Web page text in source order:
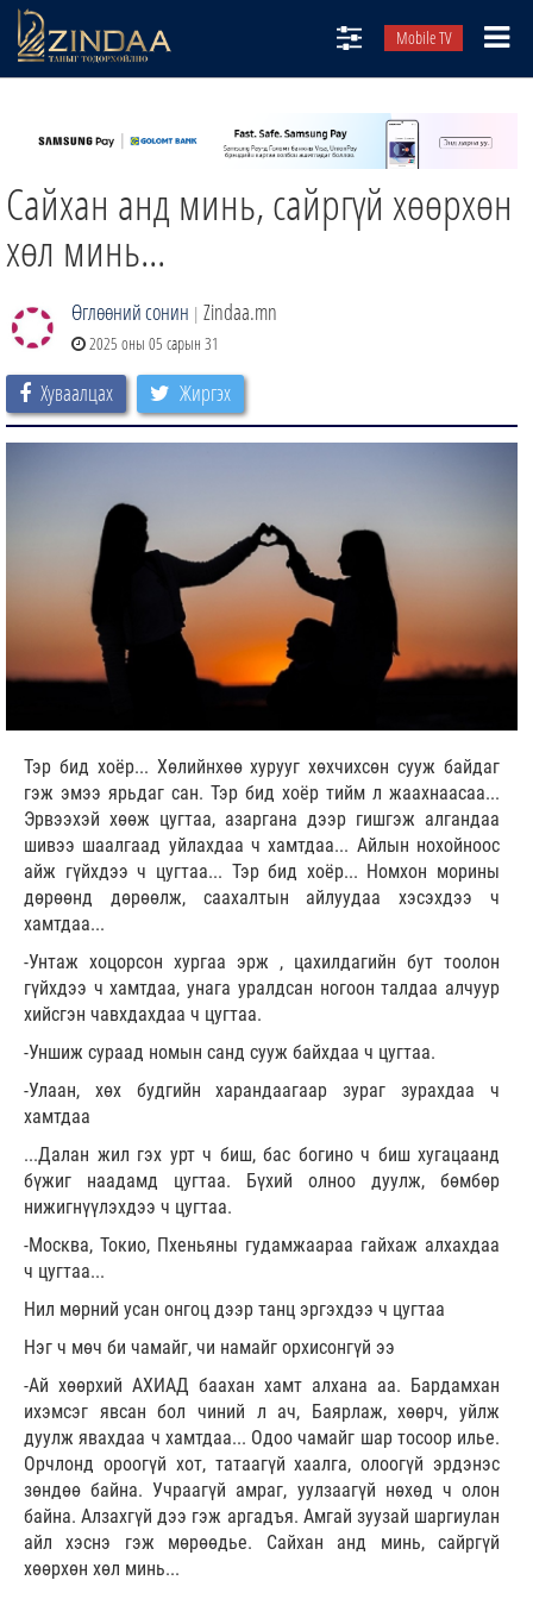
Mobile TV
ТВ8
ӨГЛӨӨНИЙ СОНИН
Сайхан анд минь, сайргүй хөөрхөн
хөл минь...
Өглөөний сонин | Zindaa.mn
2025 оны 05 сарын 31
Хуваалцах Жиргэх
Тэр бид хоёр... Хөлийнхөө хурууг хөхчихсөн сууж байдаг
гэж эмээ ярьдаг сан. Тэр бид хоёр тийм л жаахнаасаа...
Эрвээхэй хөөж цугтаа, азаргана дээр гишгэж алгандаа
шивээ шаалгаад уйлахдаа ч хамтдаа... Айлын нохойноос
айж гүйхдээ ч цугтаа... Тэр бид хоёр... Номхон морины
дөрөөнд дөрөөлж, саахалтын айлуудаа хэсэхдээ ч
хамтдаа...
-Унтаж хоцорсон хургаа эрж , цахилдагийн бут тоолон
гүйхдээ ч хамтдаа, унага уралдсан ногоон талдаа алчуур
хийсгэн чавхдахдаа ч цугтаа.
-Уншиж сураад номын санд сууж байхдаа ч цугтаа.
-Улаан, хөх будгийн харандаагаар зураг зурахдаа ч
хамтдаа
...Далан жил гэх урт ч биш, бас богино ч биш хугацаанд
бүжиг наадамд цугтаа. Бүхий олноо дуулж, бөмбөр
нижигнүүлэхдээ ч цугтаа.
-Москва, Токио, Пхеньяны гудамжаараа гайхаж алхахдаа
ч цугтаа...
Нил мөрний усан онгоц дээр танц эргэхдээ ч цугтаа
Нэг ч мөч би чамайг, чи намайг орхисонгүй ээ
-Ай хөөрхий АХИАД баахан хамт алхана аа. Бардамхан
ихэмсэг явсан бол чиний л ач, Баярлаж, хөөрч, уйлж
дуулж явахдаа ч хамтдаа... Одоо чамайг шар тосоор илье.
Орчлонд ороогүй хот, татаагүй хаалга, олоогүй эрдэнэс
зөндөө байна. Учраагүй амраг, уулзаагүй нөхөд ч олон
байна. Алзахгүй дээ гэж аргадъя. Амгай зуузай шаргиулан
айл хэснэ гэж мөрөөдье. Сайхан анд минь, сайргүй
хөөрхөн хөл минь...